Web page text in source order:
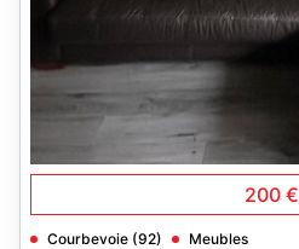
200 €
Courbevoie (92) Meubles